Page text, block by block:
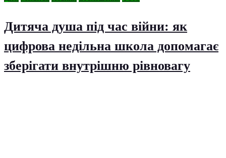
Дитяча душа під час війни: як
цифрова недільна школа допомагає
зберігати внутрішню рівновагу